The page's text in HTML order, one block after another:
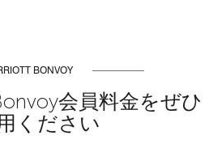
BONVOY
会員料金をぜひ
ください